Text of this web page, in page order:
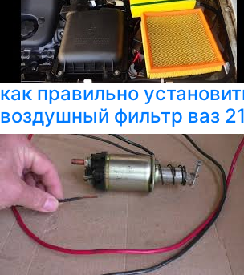
как правильно
воздушный фильтр ваз